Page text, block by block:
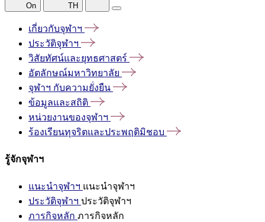
On TH
เกี่ยวกับจุฬาฯ
ประวัติจุฬาฯ
วิสัยทัศน์และยุทธศาสตร์
อัตลักษณ์มหาวิทยาลัย
จุฬาฯ กับความยั่งยืน
ข้อมูลและสถิติ
หน่วยงานของจุฬาฯ
ร้องเรียนทุจริตและประพฤติมิชอบ
รู้จักจุฬาฯ
แนะนำจุฬาฯ แนะนำจุฬาฯ
ประวัติจุฬาฯ ประวัติจุฬาฯ
ภารกิจหลัก ภารกิจหลัก